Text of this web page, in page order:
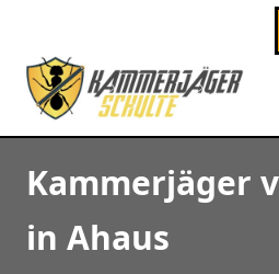
Kammerjäger
in Ahaus